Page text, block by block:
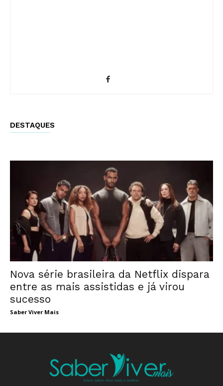
DESTAQUES
Nova série brasileira da Netflix dispara
entre as mais assistidas e já virou
sucesso
Saber Viver Mais